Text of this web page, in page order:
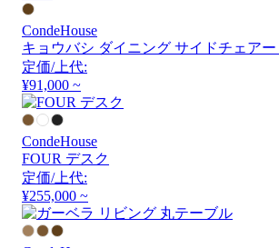
CondeHouse
キョウバシ ダイニング サイドチェア
定価/上代:
¥91,000 ~
CondeHouse
FOUR デスク
定価/上代:
¥255,000 ~